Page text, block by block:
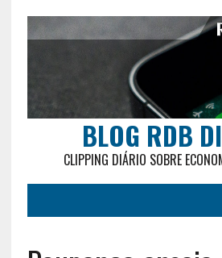
BLOG RDB
CLIPPING DIÁRIO SOBRE